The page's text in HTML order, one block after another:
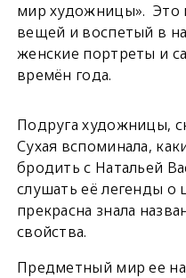
мир художницы». Это
вещей и воспетый в
женские портреты и
времён года.
Подруга художницы,
Сухая вспоминала,
бродить с Натальей
слушать её легенды о
прекрасна знала
свойства.
Предметный мир ее